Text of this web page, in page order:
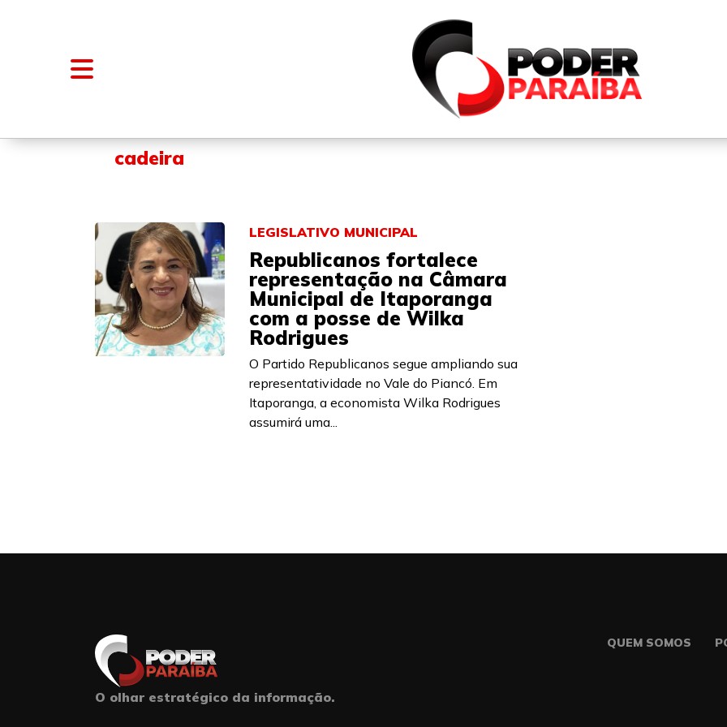
FALE CONOSCO
cadeira
LEGISLATIVO MUNICIPAL
Republicanos fortalece
representação na Câmara
Municipal de Itaporanga
com a posse de Wilka
Rodrigues
O Partido Republicanos segue ampliando sua
representatividade no Vale do Piancó. Em
Itaporanga, a economista Wilka Rodrigues
assumirá uma...
O olhar estratégico da informação.
QUEM SOMOS